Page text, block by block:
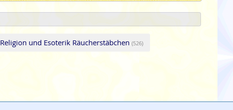
Religion und Esoterik Räucherstäbchen (526)